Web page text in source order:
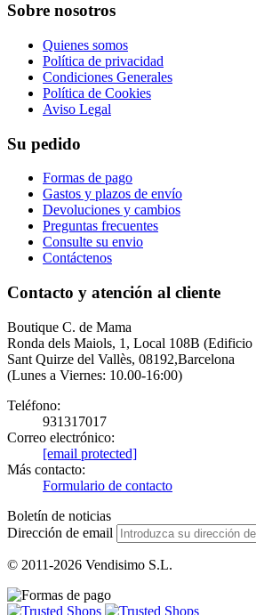
Sobre nosotros
Quienes somos
Política de privacidad
Condiciones Generales
Política de Cookies
Aviso Legal
Su pedido
Formas de pago
Gastos y plazos de envío
Devoluciones y cambios
Preguntas frecuentes
Consulte su envio
Contáctenos
Contacto y atención al cliente
Boutique C. de Mama
Ronda dels Maiols, 1, Local 108B
Sant Quirze del Vallès, 08192,Barcelona
(Lunes a Viernes: 10.00-16:00)
Teléfono:
931317017
Correo electrónico:
[email protected]
Más contacto:
Formulario de contacto
Boletín de noticias
Dirección de email
© 2011-2026 Vendisimo S.L.